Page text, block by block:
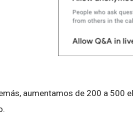
aumentamos de 200 a 500